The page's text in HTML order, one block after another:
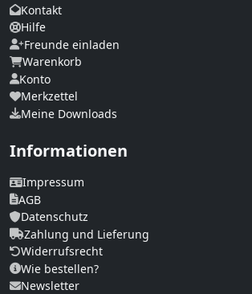
Kontakt
Hilfe
Freunde einladen
Warenkorb
Konto
Merkzettel
Meine Downloads
Informationen
Impressum
AGB
Datenschutz
Zahlung und Lieferung
Widerrufsrecht
Wie bestellen?
Newsletter